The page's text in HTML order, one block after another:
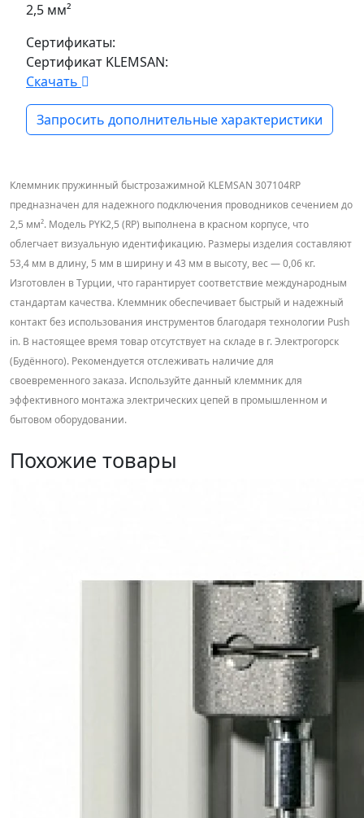
2,5 мм²
Сертификаты:
Сертификат KLEMSAN:
Скачать
Запросить дополнительные характеристики
Клеммник пружинный быстрозажимной KLEMSAN 307104RP
предназначен для надежного подключения проводников сечением до
2,5 мм². Модель PYK2,5 (RP) выполнена в красном корпусе, что
облегчает визуальную идентификацию. Размеры изделия составляют
53,4 мм в длину, 5 мм в ширину и 43 мм в высоту, вес — 0,06 кг.
Изготовлен в Турции, что гарантирует соответствие международным
стандартам качества. Клеммник обеспечивает быстрый и надежный
контакт без использования инструментов благодаря технологии Push
in. В настоящее время товар отсутствует на складе в г. Электрогорск
(Будённого). Рекомендуется отслеживать наличие для
своевременного заказа. Используйте данный клеммник для
эффективного монтажа электрических цепей в промышленном и
бытовом оборудовании.
Похожие товары